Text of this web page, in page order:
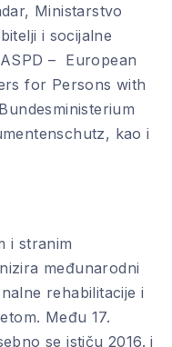
Ministarstvo
i socijalne
– European
for Persons with
kao i
i stranim
međunarodni
rehabilitacije i
Među 17.
se ističu 2016. i